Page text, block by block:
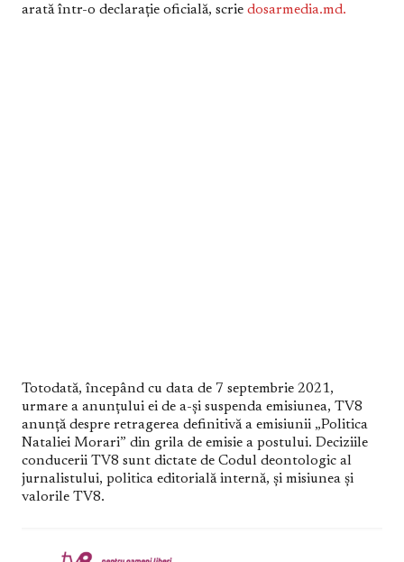
arată într-o declarație oficială, scrie dosarmedia.md.
Totodată, începând cu data de 7 septembrie 2021,
urmare a anunțului ei de a-și suspenda emisiunea, TV8
anunță despre retragerea definitivă a emisiunii „Politica
Nataliei Morari” din grila de emisie a postului. Deciziile
conducerii TV8 sunt dictate de Codul deontologic al
jurnalistului, politica editorială internă, și misiunea și
valorile TV8.